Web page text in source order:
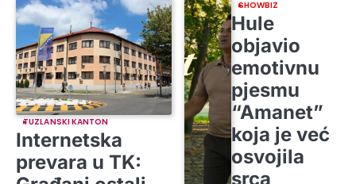
TUZLANSKI KANTON
Internetska
prevara u TK:
SHOWBIZ
Hule
objavio
emotivnu
pjesmu
“Amanet”
koja je već
osvojila
srca